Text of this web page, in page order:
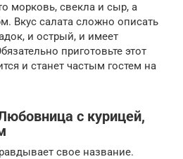
морковь, свекла и сыр, а
Вкус салата сложно описать
и острый, и имеет
приготовьте этот
и станет частым гостем на
с курицей,
свое название.